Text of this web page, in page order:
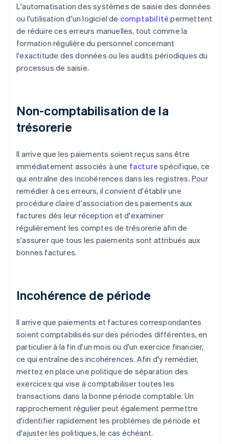
L'automatisation des systèmes de saisie des données
ou l'utilisation d'un logiciel de comptabilité permettent
de réduire ces erreurs manuelles, tout comme la
formation régulière du personnel concernant
l'exactitude des données ou les audits périodiques du
processus de saisie.
Non-comptabilisation de la
trésorerie
Il arrive que les paiements soient reçus sans être
immédiatement associés à une facture spécifique, ce
qui entraîne des incohérences dans les registres. Pour
remédier à ces erreurs, il convient d'établir une
procédure claire d'association des paiements aux
factures dès leur réception et d'examiner
régulièrement les comptes de trésorerie afin de
s'assurer que tous les paiements sont attribués aux
bonnes factures.
Incohérence de période
Il arrive que paiements et factures correspondantes
soient comptabilisés sur des périodes différentes, en
particulier à la fin d'un mois ou d'un exercice financier,
ce qui entraîne des incohérences. Afin d'y remédier,
mettez en place une politique de séparation des
exercices qui vise à comptabiliser toutes les
transactions dans la bonne période comptable. Un
rapprochement régulier peut également permettre
d'identifier rapidement les problèmes de période et
d'ajuster les politiques, le cas échéant.